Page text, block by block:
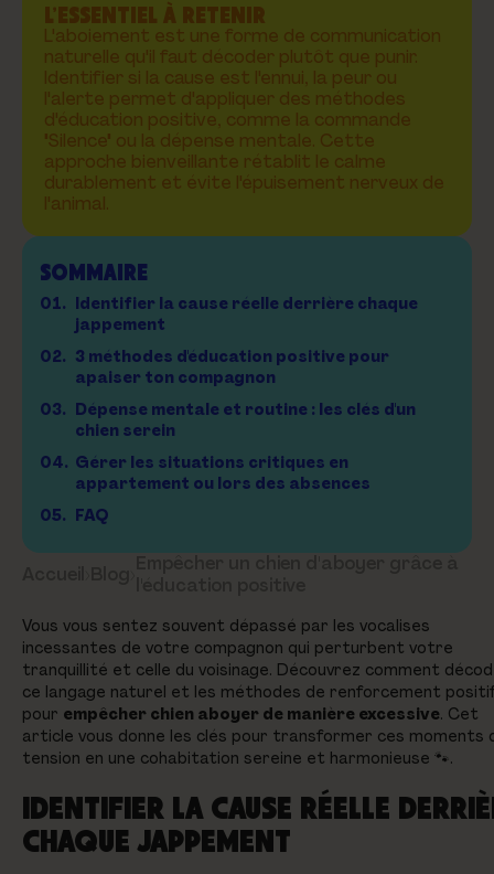
L’ESSENTIEL À RETENIR
L'aboiement est une forme de communication
naturelle qu'il faut décoder plutôt que punir.
Identifier si la cause est l'ennui, la peur ou
l'alerte permet d'appliquer des méthodes
d'éducation positive, comme la commande
"Silence" ou la dépense mentale. Cette
approche bienveillante rétablit le calme
durablement et évite l'épuisement nerveux de
l'animal.
SOMMAIRE
01. Identifier la cause réelle derrière chaque
jappement
02. 3 méthodes d'éducation positive pour
apaiser ton compagnon
03. Dépense mentale et routine : les clés d'un
chien serein
04. Gérer les situations critiques en
appartement ou lors des absences
05. FAQ
Vous vous sentez souvent dépassé par les vocalises
incessantes de votre compagnon qui perturbent votre
tranquillité et celle du voisinage. Découvrez comment
ce langage naturel et les méthodes de renforcement
pour empêcher chien aboyer de manière excessive. Cet
article vous donne les clés pour transformer ces moments
tension en une cohabitation sereine et harmonieuse 🐾.
IDENTIFIER LA CAUSE RÉELLE
CHAQUE JAPPEMENT